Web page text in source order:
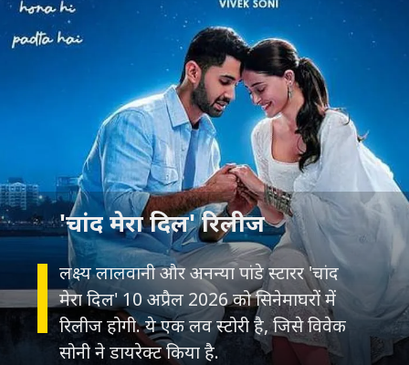
लक्ष्य लालवानी और अनन्या पांडे स्टारर 'चांद
मेरा दिल' 10 अप्रैल 2026 को सिनेमाघरों में
रिलीज होगी. ये एक लव स्टोरी है, जिसे विवेक
सोनी ने डायरेक्ट किया है.
'चांद मेरा दिल' रिलीज